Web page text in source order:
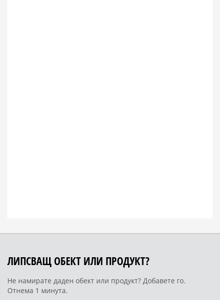
ЛИПСВАЩ ОБЕКТ ИЛИ ПРОДУКТ?
Не намирате даден обект или продукт? Добавете го.
Отнема 1 минута.